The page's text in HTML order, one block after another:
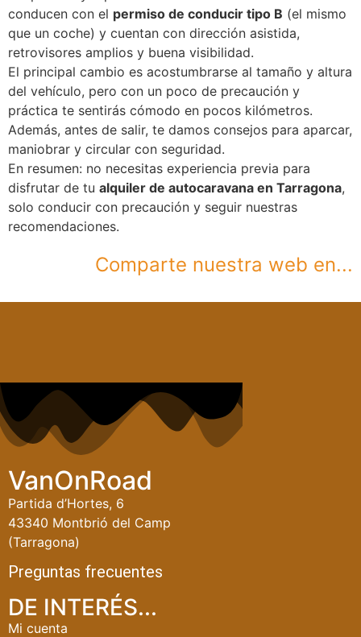
conducen con el permiso de conducir tipo B (el mismo
que un coche) y cuentan con dirección asistida,
retrovisores amplios y buena visibilidad.
El principal cambio es acostumbrarse al tamaño y altura
del vehículo, pero con un poco de precaución y
práctica te sentirás cómodo en pocos kilómetros.
Además, antes de salir, te damos consejos para aparcar,
maniobrar y circular con seguridad.
En resumen: no necesitas experiencia previa para
disfrutar de tu alquiler de autocaravana en Tarragona,
solo conducir con precaución y seguir nuestras
recomendaciones.
Comparte nuestra web en...
VanOnRoad
Partida d’Hortes, 6
43340 Montbrió del Camp
(Tarragona)
Preguntas frecuentes
DE INTERÉS...
Mi cuenta